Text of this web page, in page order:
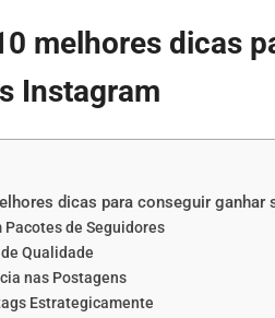
melhores dicas
Instagram
dicas para conseguir ganhar
Pacotes de Seguidores
Qualidade
nas Postagens
Estrategicamente